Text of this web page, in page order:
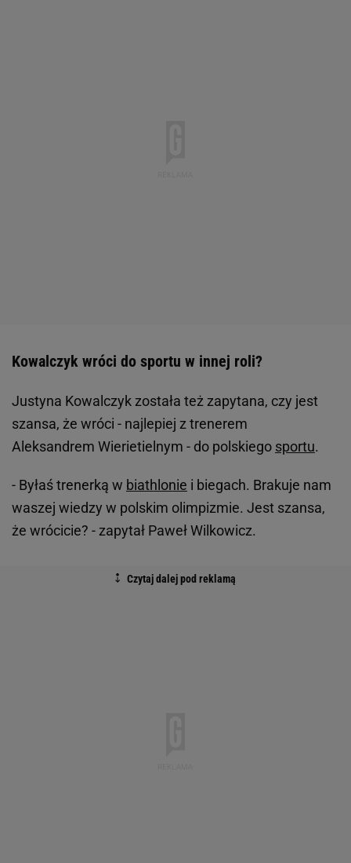
Kowalczyk wróci do sportu w innej roli?
Justyna Kowalczyk została też zapytana, czy jest
szansa, że wróci - najlepiej z trenerem
Aleksandrem Wierietielnym - do polskiego sportu.
- Byłaś trenerką w biathlonie i biegach. Brakuje nam
waszej wiedzy w polskim olimpizmie. Jest szansa,
że wrócicie? - zapytał Paweł Wilkowicz.